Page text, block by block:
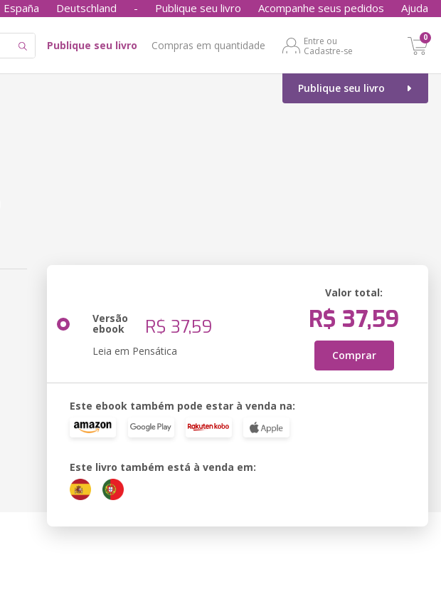
España Deutschland - Publique seu livro Acompanhe seus pedidos Ajuda
Publique seu livro Compras em quantidade
Entre ou
Cadastre-se
0
Publique seu livro
Versão
ebook R$ 37,59
Leia em Pensática
Valor total:
R$ 37,59
Comprar
Este ebook também pode estar à venda na:
Este livro também está à venda em: